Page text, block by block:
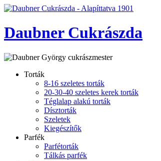
Daubner Cukrászda
Torták
8-16 szeletes torták
20-30-40 szeletes kerek torták
Téglalap alakú torták
Dísztorták
Szeletek
Kiegészítők
Parfék
Parfétorták
Tálkás parfék